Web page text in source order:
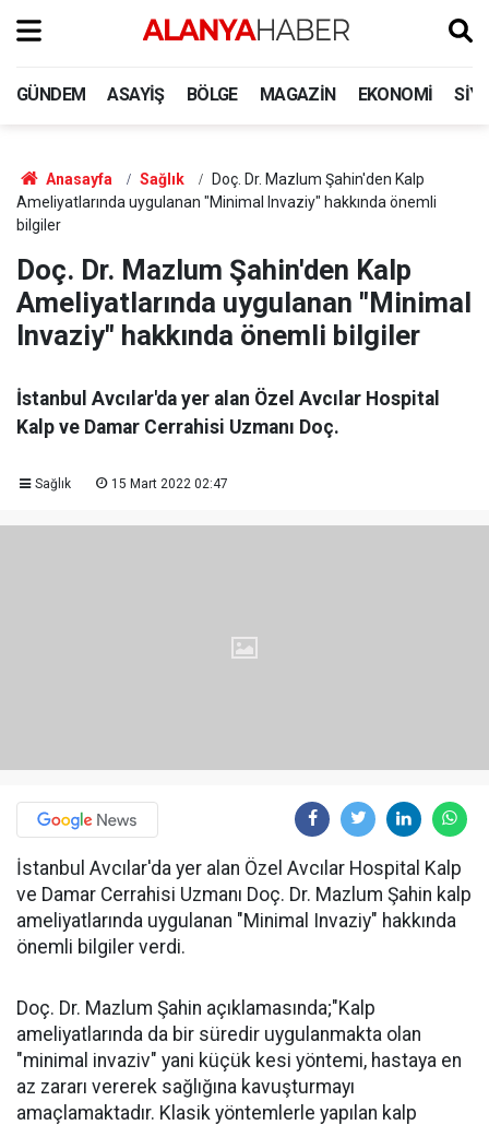
GÜNDEM ASAYIŞ BÖLGE MAGAZIN EKONOMI
Anasayfa Sağlık
Doç. Dr. Mazlum Şahin'den Kalp
Ameliyatlarında uygulanan "Minimal Invaziy" hakkında önemli
bilgiler
Doç. Dr. Mazlum Şahin'den Kalp
Ameliyatlarında uygulanan "Minimal
Invaziy" hakkında önemli bilgiler
İstanbul Avcılar'da yer alan Özel Avcılar Hospital
Kalp ve Damar Cerrahisi Uzmanı Doç.
Sağlık 15 Mart 2022 02:47
İstanbul Avcılar'da yer alan Özel Avcılar Hospital Kalp
ve Damar Cerrahisi Uzmanı Doç. Dr. Mazlum Şahin kalp
ameliyatlarında uygulanan "Minimal Invaziy" hakkında
önemli bilgiler verdi.
Doç. Dr. Mazlum Şahin açıklamasında;"Kalp
ameliyatlarında da bir süredir uygulanmakta olan
"minimal invaziv" yani küçük kesi yöntemi, hastaya en
az zararı vererek sağlığına kavuşturmayı
amaçlamaktadır. Klasik yöntemlerle yapılan kalp